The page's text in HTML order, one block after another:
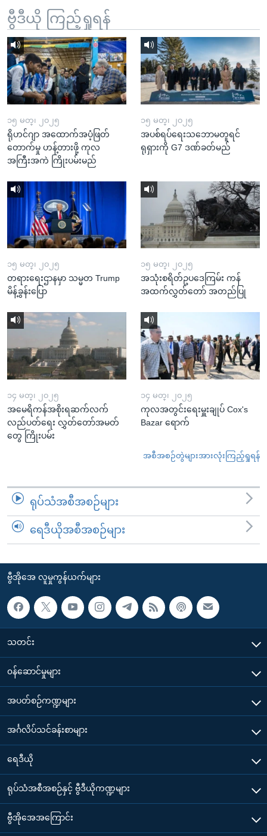
ဗွီဒီယို ကြည့်ရှုရန်
၁၅ မတ္၊ ၂၀၂၅
ရိုဟင်ဂျာ အထောက်အပံ့ဖြတ်
တောက်မှု ဟန့်တားဖို့ ကုလ
အကြီးအကဲ ကြိုးပမ်းမည်
၁၅ မတ္၊ ၂၀၂၅
အပစ်ရပ်ရေးသဘောမတူရင်
ရုရှားကို G7 ဒဏ်ခတ်မည်
၁၅ မတ္၊ ၂၀၂၅
တရားရေးဌာနမှာ သမ္မတ Trump
မိန့်ခွန်းပြော
၁၅ မတ္၊ ၂၀၂၅
အသုံးစရိတ်ဥပဒေကြမ်း ကန်
အထက်လွှတ်တော် အတည်ပြု
၁၄ မတ္၊ ၂၀၂၅
အမေရိကန်အစိုးရဆက်လက်
လည်ပတ်ရေး လွှတ်တော်အမတ်
တွေ ကြိုးပမ်း
၁၄ မတ္၊ ၂၀၂၅
ကုလအတွင်းရေးမှူးချုပ် Cox's
Bazar ရောက်
အစီအစဉ်တွဲများအားလုံးကြည့်ရှုရန်
ရုပ်သံအစီအစဉ်များ
ရေဒီယိုအစီအစဉ်များ
ဗွီအိုအေ လူမှုကွန်ယက်များ
သတင်း
၀န်ဆောင်မှုများ
အပတ်စဉ်ကဏ္ဍများ
အင်္ဂလိပ်သင်ခန်းစာများ
ရေဒီယို
ရုပ်သံအစီအစဉ်နှင့် ဗွီဒီယိုကဏ္ဍများ
ဗွီအိုအေအကြောင်း